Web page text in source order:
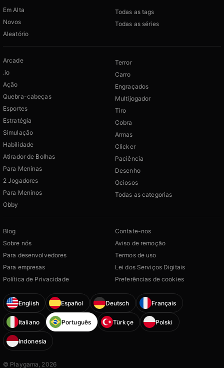
Em Alta
Novos
Aleatório
Todas as tags
Todas as séries
Arcade
.io
Ação
Quebra-cabeças
Esportes
Estratégia
Simulação
Habilidade
Atirador de Bolhas
Para Meninas
2 Jogadores
Para Meninos
Obby
Terror
Carro
Engraçados
Multijogador
Tiro
Cobra
Armas
Clicker
Paciência
Desenho
Ociosos
Todas as categorias
Blog
Sobre nós
Para desenvolvedores
Para empresas
Política de Privacidade
Contate-nos
Aviso de remoção
Termos de uso
Lei dos Serviços Digitais
Preferências de cookies
English Español Deutsch Français
Italiano Português Türkçe Polski
Indonesia
© Playgama, 2026